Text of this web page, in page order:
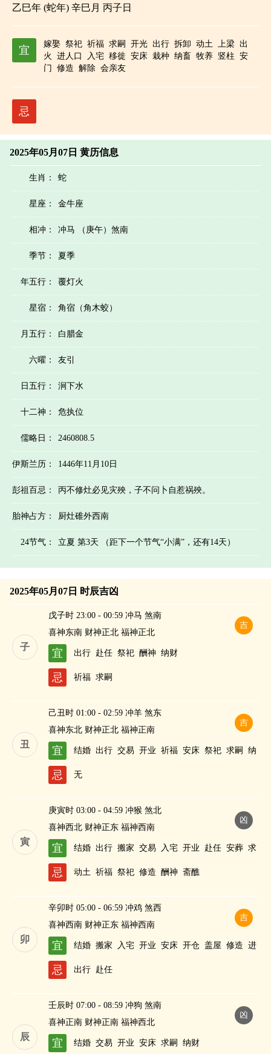
乙巳年 (蛇年) 辛巳月 丙子日
宜
嫁娶 祭祀 祈福 求嗣 开光 出行 拆卸 动土 上梁 出
火
进人口 入宅 移徙 安床 栽种 纳畜 牧养 竖柱 安
门
修造 解除 会亲友
忌
2025年05月07日 黄历信息
生肖： 蛇
星座： 金牛座
相冲： 冲马 （庚午）煞南
季节： 夏季
年五行： 覆灯火
星宿： 角宿（角木蛟）
月五行： 白腊金
六曜： 友引
日五行： 涧下水
十二神： 危执位
儒略日： 2460808.5
伊斯兰历： 1446年11月10日
彭祖百忌： 丙不修灶必见灾殃，子不问卜自惹祸殃。
胎神占方： 厨灶碓外西南
24节气： 立夏 第3天 （距下一个节气“小满”，还有14天）
2025年05月07日 时辰吉凶
子
吉
戊子时 23:00 - 00:59 冲马 煞南
喜神东南 财神正北 福神正北
宜 出行 赴任 祭祀 酬神 纳财
忌 祈福 求嗣
丑
吉
己丑时 01:00 - 02:59 冲羊 煞东
喜神东北 财神正北 福神正南
宜 结婚 出行 交易 开业 祈福 安床 祭祀 求嗣
纳
忌 无
寅
凶
庚寅时 03:00 - 04:59 冲猴 煞北
喜神西北 财神正东 福神西南
宜 结婚 出行 搬家 交易 入宅 开业 赴任 安葬 求
嗣
纳财
忌 动土 祈福 祭祀 修造 酬神 斋醮
卯
吉
辛卯时 05:00 - 06:59 冲鸡 煞西
喜神西南 财神正东 福神西南
宜 结婚 搬家 入宅 开业 安床 开仓 盖屋 修造 进
人口
纳财
忌 出行 赴任
辰
凶
壬辰时 07:00 - 08:59 冲狗 煞南
喜神正南 财神正南 福神西北
宜 结婚 交易 开业 安床 求嗣 纳财